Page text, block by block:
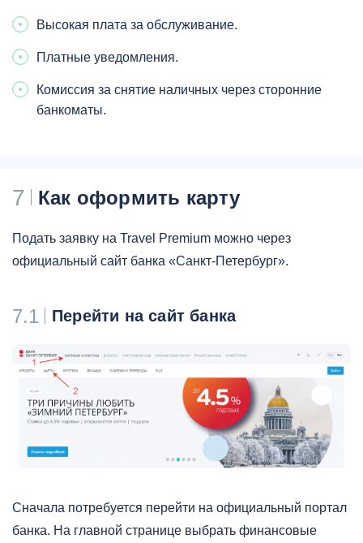
Высокая плата за обслуживание.
Платные уведомления.
Комиссия за снятие наличных через сторонние
банкоматы.
7 Как оформить карту
Подать заявку на Travel Premium можно через
официальный сайт банка «Санкт-Петербург».
7.1 Перейти на сайт банка
Сначала потребуется перейти на официальный портал
банка. На главной странице выбрать финансовые